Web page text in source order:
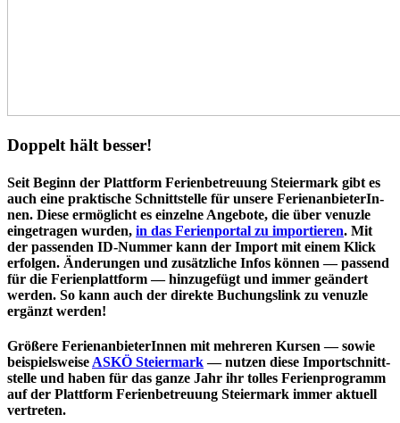
Doppelt hält besser!
Seit Beginn der Plattform Feri­en­be­treu­ung Stei­er­mark gibt es
auch eine prak­ti­sche Schnitt­stel­le für unsere Feri­en­an­bie­te­rIn­
nen. Diese ermög­licht es einzelne Angebote, die über venuzle
ein­ge­tra­gen wurden, in das Feri­en­por­tal zu impor­tie­ren. Mit
der passenden ID-Nummer kann der Import mit einem Klick
erfolgen. Ände­run­gen und zusätz­li­che Infos können — passend
für die Feri­en­platt­form — hin­zu­ge­fügt und immer geändert
werden. So kann auch der direkte Buchungs­link zu venuzle
ergänzt werden!
Größere Feri­en­an­bie­te­rIn­nen mit mehreren Kursen — sowie
bei­spiels­wei­se ASKÖ Stei­er­mark— nutzen diese Import­schnitt­
stel­le und haben für das ganze Jahr ihr tolles Feri­en­pro­gramm
auf der Plattform Feri­en­be­treu­ung Stei­er­mark immer aktuell
vertreten.